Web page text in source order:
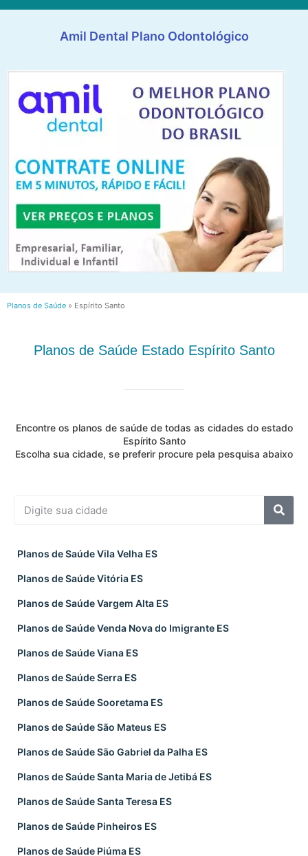
Amil Dental Plano Odontológico
Planos de Saúde » Espírito Santo
Planos de Saúde Estado Espírito Santo
Encontre os planos de saúde de todas as cidades do estado
Espírito Santo
Escolha sua cidade, se preferir procure pela pesquisa abaixo
Planos de Saúde Vila Velha ES
Planos de Saúde Vitória ES
Planos de Saúde Vargem Alta ES
Planos de Saúde Venda Nova do Imigrante ES
Planos de Saúde Viana ES
Planos de Saúde Serra ES
Planos de Saúde Sooretama ES
Planos de Saúde São Mateus ES
Planos de Saúde São Gabriel da Palha ES
Planos de Saúde Santa Maria de Jetibá ES
Planos de Saúde Santa Teresa ES
Planos de Saúde Pinheiros ES
Planos de Saúde Piúma ES